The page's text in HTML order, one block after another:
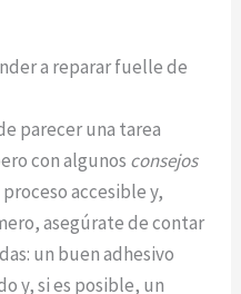
a reparar fuelle de
parecer una tarea
con algunos consejos
accesible y,
asegúrate de contar
un buen adhesivo
y, si es posible, un